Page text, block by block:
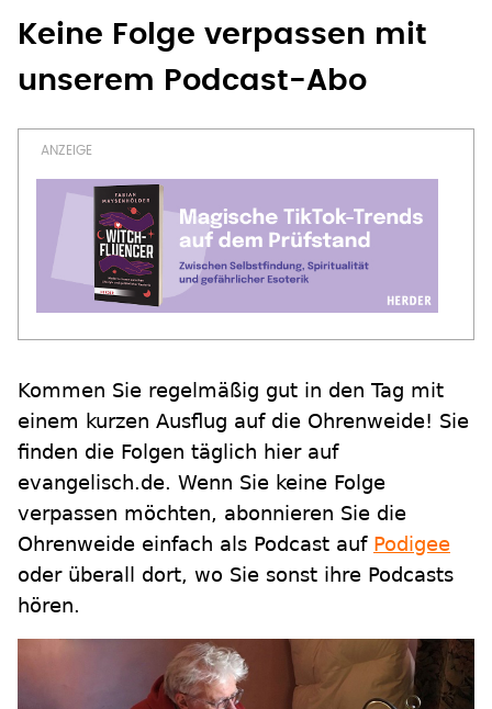
Keine Folge verpassen mit
unserem Podcast-Abo
Kommen Sie regelmäßig gut in den Tag mit
einem kurzen Ausflug auf die Ohrenweide! Sie
finden die Folgen täglich hier auf
evangelisch.de. Wenn Sie keine Folge
verpassen möchten, abonnieren Sie die
Ohrenweide einfach als Podcast auf Podigee
oder überall dort, wo Sie sonst ihre Podcasts
hören.